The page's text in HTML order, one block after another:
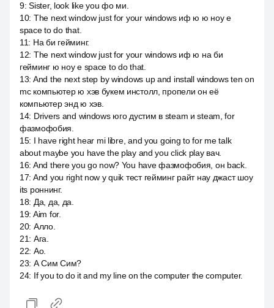
9:Sister, look like you фо ми.
10: The next window just for your windows иф ю ю ноу е
space to do that.
11: На би гейминг.
12: The next window just for your windows иф ю на би
гейминг ю ноу е space to do that.
13: And the next step by windows up and install windows ten on
mc компьютер ю хэв букем инстолл, пропели он её
компьютер энд ю хэв.
14: Drivers and windows юго дустим в steam и steam, for
фазмофобия.
15: I have right hear mi libre, and you going to for me talk
about maybe you have the play and you click play вач.
16: And there you go now? You have фазмофобия, он back.
17: And you right now у quik тест гейминг райт нау джаст шоу
its роннинг.
18: Да, да, да.
19: Aim for.
20: Алло.
21: Ага.
22: Ао.
23: А Сим Сим?
24: If you to do it and my line on the computer the computer.